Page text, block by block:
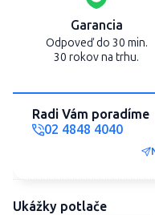
Garancia
Odpoveď do 30 min.
30 rokov na trhu.
Radi Vám poradíme
02 4848 4040
Ukážky potlače